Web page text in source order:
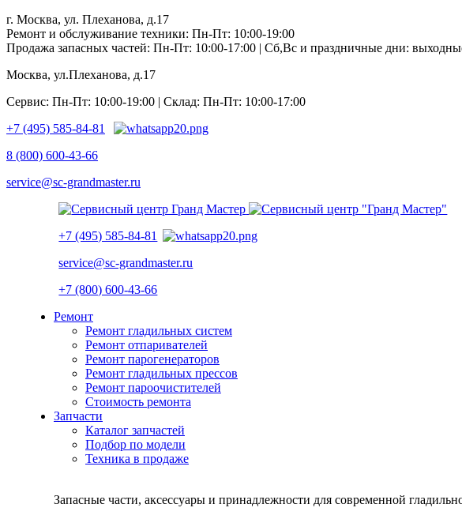
г. Москва, ул. Плеханова, д.17
Ремонт и обслуживание техники: Пн-Пт: 10:00-19:00
Продажа запасных частей: Пн-Пт: 10:00-17:00 | Сб,Вс и праздничные дни:
Москва, ул.Плеханова, д.17
Сервис: Пн-Пт: 10:00-19:00 | Склад: Пн-Пт: 10:00-17:00
+7 (495) 585-84-81
8 (800) 600-43-66
service@sc-grandmaster.ru
+7 (495) 585-84-81
service@sc-grandmaster.ru
+7 (800) 600-43-66
Ремонт
Ремонт гладильных систем
Ремонт отпаривателей
Ремонт парогенераторов
Ремонт гладильных прессов
Ремонт пароочистителей
Стоимость ремонта
Запчасти
Каталог запчастей
Подбор по модели
Техника в продаже
Запасные части, аксессуары и принадлежности для современной